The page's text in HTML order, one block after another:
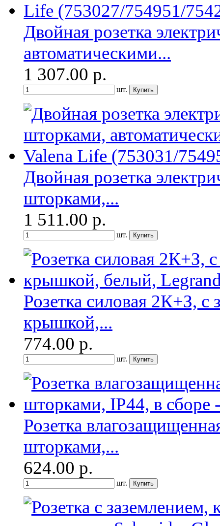
Двойная розетка
автоматическими...
1 307.00 р.
шт.
Двойная розетка
шторками,...
1 511.00 р.
шт.
Розетка силовая 2К+З,
крышкой,...
774.00 р.
шт.
Розетка
шторками,...
624.00 р.
шт.